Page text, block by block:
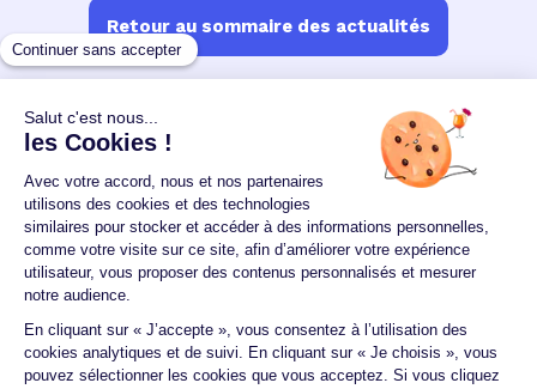
Retour au sommaire des actualités
Un crédit vous engage et doit être remboursé.
Vérifiez vos capacités de remboursement avant de
vous engager.
Aucun versement, de quelque nature que ce soit, ne
peut être exigé d'un particulier avant l'obtention
d'un ou plusieurs prêts d'argent.